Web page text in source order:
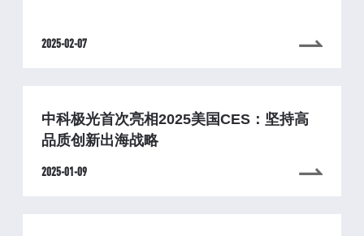
2025-02-07
中科极光首次亮相2025美国CES：坚持高
品质创新出海战略
2025-01-09